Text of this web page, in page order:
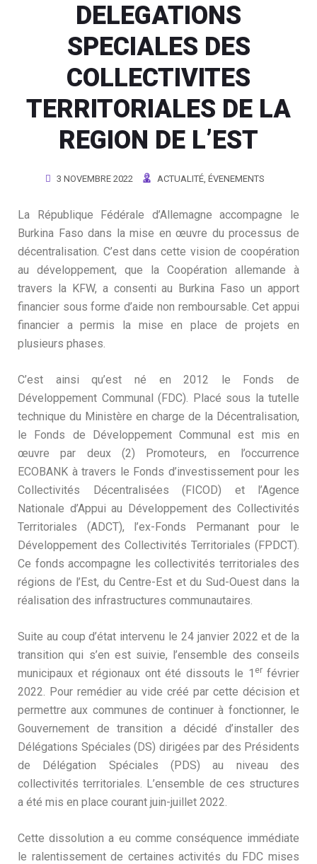
DELEGATIONS
SPECIALES DES
COLLECTIVITES
TERRITORIALES DE LA
REGION DE L’EST
3 NOVEMBRE 2022 ACTUALITÉ, ÉVENEMENTS
La République Fédérale d’Allemagne accompagne le
Burkina Faso dans la mise en œuvre du processus de
décentralisation. C’est dans cette vision de coopération
au développement, que la Coopération allemande à
travers la KFW, a consenti au Burkina Faso un apport
financier sous forme d’aide non remboursable. Cet appui
financier a permis la mise en place de projets en
plusieurs phases.
C’est ainsi qu’est né en 2012 le Fonds de
Développement Communal (FDC). Placé sous la tutelle
technique du Ministère en charge de la Décentralisation,
le Fonds de Développement Communal est mis en
œuvre par deux (2) Promoteurs, en l’occurrence
ECOBANK à travers le Fonds d’investissement pour les
Collectivités Décentralisées (FICOD) et l’Agence
Nationale d’Appui au Développement des Collectivités
Territoriales (ADCT), l’ex-Fonds Permanant pour le
Développement des Collectivités Territoriales (FPDCT).
Ce fonds accompagne les collectivités territoriales des
régions de l’Est, du Centre-Est et du Sud-Ouest dans la
réalisation des infrastructures communautaires.
Suite au coup d’état intervenu le 24 janvier 2022 et de la
transition qui s’en est suivie, l’ensemble des conseils
municipaux et régionaux ont été dissouts le 1 erfévrier
2022. Pour remédier au vide créé par cette décision et
permettre aux communes de continuer à fonctionner, le
Gouvernement de transition a décidé d’installer des
Délégations Spéciales (DS) dirigées par des Présidents
de Délégation Spéciales (PDS) au niveau des
collectivités territoriales. L’ensemble de ces structures
a été mis en place courant juin-juillet 2022.
Cette dissolution a eu comme conséquence immédiate
le ralentissement de certaines activités du FDC mises